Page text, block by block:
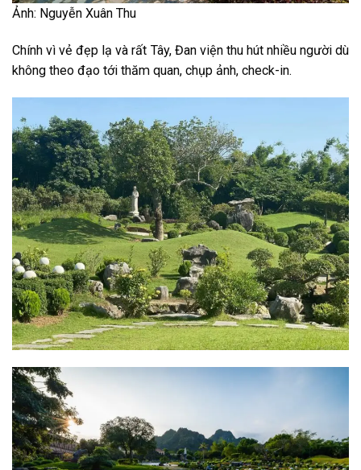
Ảnh: Nguyễn Xuân Thu
Chính vì vẻ đẹp lạ và rất Tây, Đan viện thu hút nhiều người dù
không theo đạo tới thăm quan, chụp ảnh, check-in.